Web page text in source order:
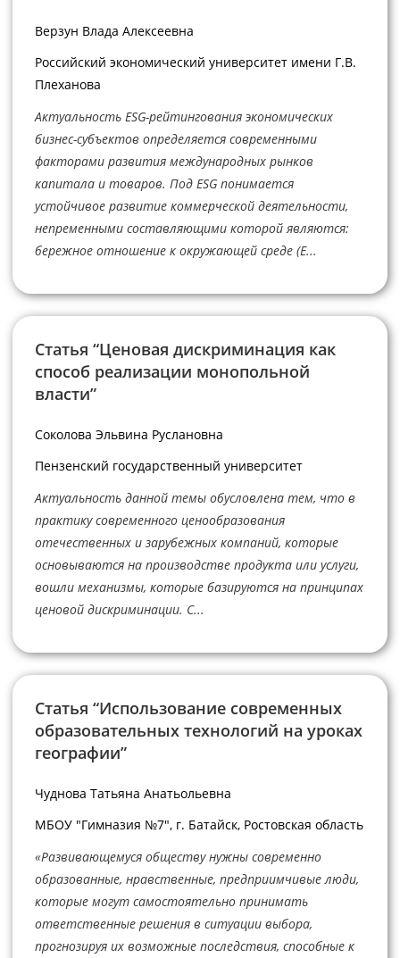
Верзун Влада Алексеевна
Российский экономический университет имени Г.В.
Плеханова
Актуальность ESG-рейтингования экономических
бизнес-субъектов определяется современными
факторами развития международных рынков
капитала и товаров. Под ESG понимается
устойчивое развитие коммерческой деятельности,
непременными составляющими которой являются:
бережное отношение к окружающей среде (E...
Статья “Ценовая дискриминация как
способ реализации монопольной
власти”
Соколова Эльвина Руслановна
Пензенский государственный университет
Актуальность данной темы обусловлена тем, что в
практику современного ценообразования
отечественных и зарубежных компаний, которые
основываются на производстве продукта или услуги,
вошли механизмы, которые базируются на принципах
ценовой дискриминации. С...
Статья “Использование современных
образовательных технологий на уроках
географии”
Чуднова Татьяна Анатьольевна
МБОУ "Гимназия №7", г. Батайск, Ростовская область
«Развивающемуся обществу нужны современно
образованные, нравственные, предприимчивые люди,
которые могут самостоятельно принимать
ответственные решения в ситуации выбора,
прогнозируя их возможные последствия, способные к